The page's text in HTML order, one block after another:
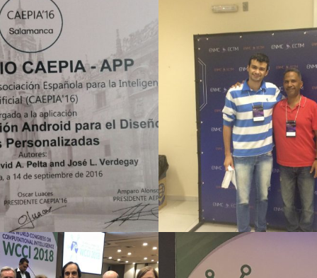
2016 2018